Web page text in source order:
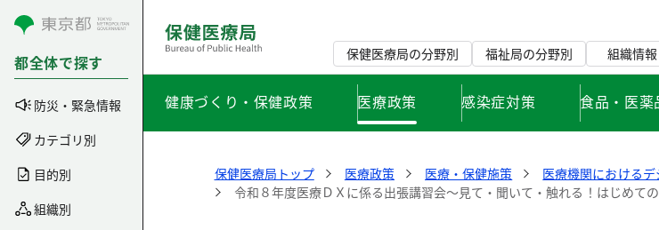
コンテンツにスキップ
都全体で探す
防災・緊急情報
カテゴリ別
目的別
組織別
保健医療局の分野別 福祉局の分野別 組織情報
健康づくり・保健政策 医療政策 感染症対策 食品・医薬
保健医療局トップ 医療政策 医療・保健施策
医療機関における
令和８年度医療ＤＸに係る出張講習会～見て・聞いて・触れる！はじめて